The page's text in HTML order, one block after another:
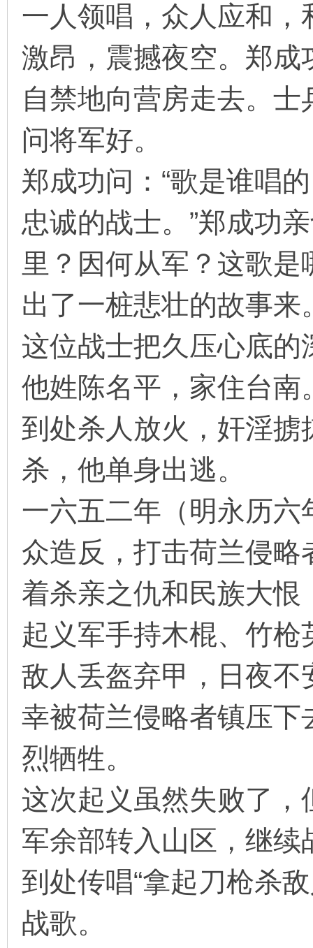
一人领唱，众人应和
激昂，震撼夜空。郑
自禁地向营房走去。
问将军好。
郑成功问：“歌是谁唱
忠诚的战士。”郑成功
里？因何从军？这歌
出了一桩悲壮的故事来
这位战士把久压心底
他姓陈名平，家住台
到处杀人放火，奸淫
杀，他单身出逃。
一六五二年（明永历
众造反，打击荷兰侵
着杀亲之仇和民族大
起义军手持木棍、竹
敌人丢盔弃甲，日夜
幸被荷兰侵略者镇压
烈牺牲。
这次起义虽然失败了
军余部转入山区，继
到处传唱“拿起刀枪杀
战歌。